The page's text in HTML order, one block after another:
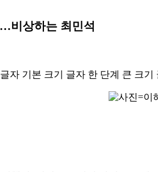
비상하는 최민석
자 기본 크기 글자 한 단계 큰 크기